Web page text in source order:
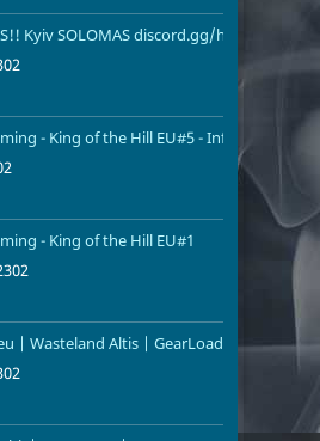
Kyiv SOLOMAS discord.gg/hZJ7fYkT3n
- King of the Hill EU#5 - Infantry
- King of the Hill EU#1
| Wasteland Altis | GearLoadout | ALL
1/60
altis